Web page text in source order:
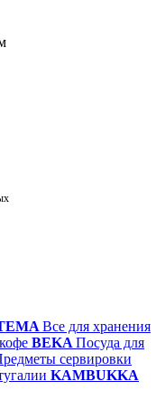
Все для хранения
BEKA Посуда для
сервировки
KAMBUKKA